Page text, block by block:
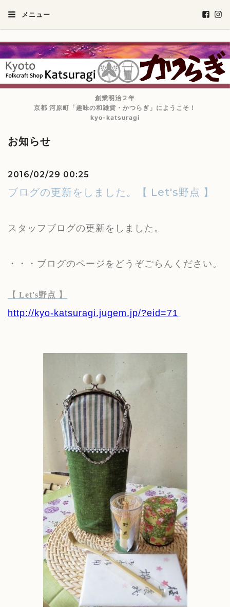
メニュー
創業明治２年
京都 河原町「趣味の和雑貨・かつらぎ」にようこそ！
kyo-katsuragi
お知らせ
2016/02/29 00:25
ブログの更新をしました。【 Let's野点 】
スタッフブログの更新をしました。
・・・ブログのページをどうぞごらんください。
【 Let's野点 】
http://kyo-katsuragi.jugem.jp/?eid=71